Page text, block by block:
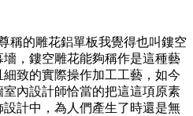
的雕花鋁單板我覺得也叫鏤空
，鏤空雕花能夠稱作是這種藝
致的實際操作加工工藝，如今
內設計師恰當的把這這項原素
計中，為人們產生了時還是無